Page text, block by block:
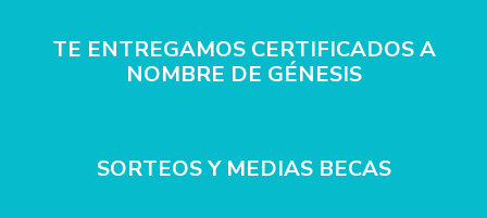
TE ENTREGAMOS CERTIFICADOS A
NOMBRE DE GÉNESIS
SORTEOS Y MEDIAS BECAS